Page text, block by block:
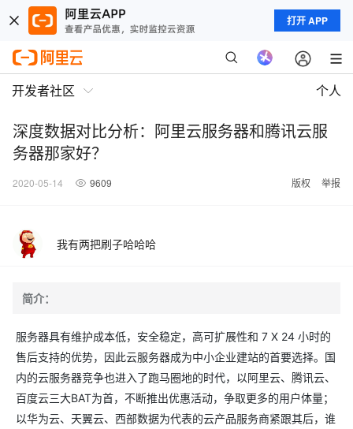
打开 APP
开发者社区 个人
深度数据对比分析：阿里云服务器和腾讯云服
务器那家好？
2020-05-14 9609 版权 举报
我有两把刷子哈哈哈
简介：
服务器具有维护成本低，安全稳定，高可扩展性和 7 X 24 小时的
售后支持的优势，因此云服务器成为中小企业建站的首要选择。国
内的云服务器竞争也进入了跑马圈地的时代，以阿里云、腾讯云、
百度云三大BAT为首，不断推出优惠活动，争取更多的用户体量；
以华为云、天翼云、西部数据为代表的云产品服务商紧跟其后，谁